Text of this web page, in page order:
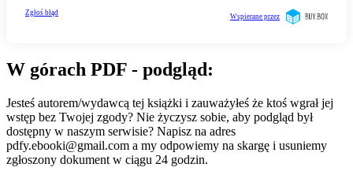
W górach PDF - podgląd:
Jesteś autorem/wydawcą tej książki i zauważyłeś że ktoś wgrał jej
wstęp bez Twojej zgody? Nie życzysz sobie, aby podgląd był
dostępny w naszym serwisie? Napisz na adres
pdfy.ebooki@gmail.com a my odpowiemy na skargę i usuniemy
zgłoszony dokument w ciągu 24 godzin.